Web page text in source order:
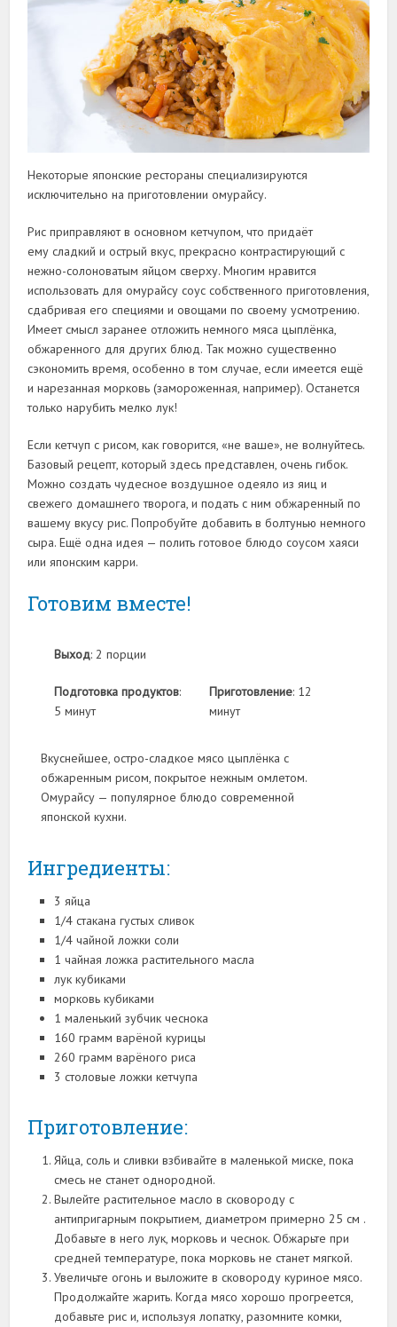
Некоторые японские рестораны специализируются
исключительно на приготовлении омурайсу.
Рис приправляют в основном кетчупом, что придаёт
ему сладкий и острый вкус, прекрасно контрастирующий с
нежно-солоноватым яйцом сверху. Многим нравится
использовать для омурайсу соус собственного приготовления,
сдабривая его специями и овощами по своему усмотрению.
Имеет смысл заранее отложить немного мяса цыплёнка,
обжаренного для других блюд. Так можно существенно
сэкономить время, особенно в том случае, если имеется ещё
и нарезанная морковь (замороженная, например). Останется
только нарубить мелко лук!
Если кетчуп с рисом, как говорится, «не ваше», не волнуйтесь.
Базовый рецепт, который здесь представлен, очень гибок.
Можно создать чудесное воздушное одеяло из яиц и
свежего домашнего творога, и подать с ним обжаренный по
вашему вкусу рис. Попробуйте добавить в болтунью немного
сыра. Ещё одна идея — полить готовое блюдо соусом хаяси
или японским карри.
Готовим вместе!
Выход: 2 порции
Подготовка продуктов:
5 минут
Приготовление: 12
минут
Вкуснейшее, остро-сладкое мясо цыплёнка с
обжаренным рисом, покрытое нежным омлетом.
Омурайсу — популярное блюдо современной
японской кухни.
Ингредиенты:
3 яйца
1/4 стакана густых сливок
1/4 чайной ложки соли
1 чайная ложка растительного масла
лук кубиками
морковь кубиками
1 маленький зубчик чеснока
160 грамм варёной курицы
260 грамм варёного риса
3 столовые ложки кетчупа
Приготовление:
Яйца, соль и сливки взбивайте в маленькой миске, пока
смесь не станет однородной.
Вылейте растительное масло в сковороду с
антипригарным покрытием, диаметром примерно 25 см .
Добавьте в него лук, морковь и чеснок. Обжарьте при
средней температуре, пока морковь не станет мягкой.
Увеличьте огонь и выложите в сковороду куриное мясо.
Продолжайте жарить. Когда мясо хорошо прогреется,
добавьте рис и, используя лопатку, разомните комки,